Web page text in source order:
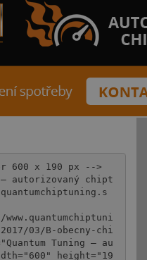
600 x 190 px -->
autorizovaný chipt
03/B-obecny-chi
Tuning – au
height="19